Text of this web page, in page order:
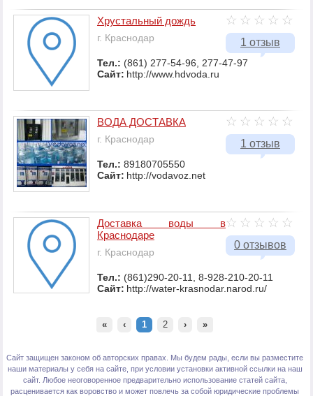
1 отзыв
Хрустальный дождь
г. Краснодар
Тел.: (861) 277-54-96, 277-47-97
Сайт: http://www.hdvoda.ru
1 отзыв
ВОДА ДОСТАВКА
г. Краснодар
Тел.: 89180705550
Сайт: http://vodavoz.net
0 отзывов
Доставка воды в
Краснодаре
г. Краснодар
Тел.: (861)290-20-11, 8-928-210-20-11
Сайт: http://water-krasnodar.narod.ru/
« ‹ 1 2 › »
Сайт защищен законом об авторских правах. Мы будем рады, если вы разместите
наши материалы у себя на сайте, при условии установки активной ссылки на наш
сайт. Любое неоговоренное предварительно использование статей сайта,
расценивается как воровство и может повлечь за собой юридические проблемы